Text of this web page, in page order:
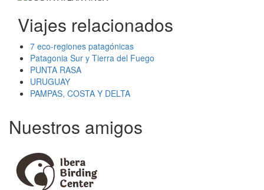
Viajes relacionados
7 eco-regiones patagónicas
Patagonia Sur y Tierra del Fuego
PUNTA RASA
URUGUAY
PAMPAS, COSTA Y DELTA
Nuestros amigos